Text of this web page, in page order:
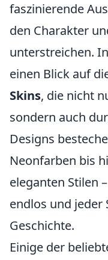
faszinierende
den Charakter
unterstreichen.
einen Blick auf
Skins, die nicht
sondern auch
Designs
Neonfarben bis
eleganten Stilen
endlos und jeder
Geschichte.
Einige der